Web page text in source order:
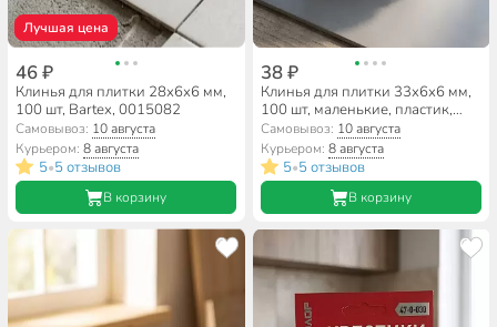
Лучшая цена
46 ₽
Клинья для плитки 28х6х6 мм,
100 шт, Bartex, 0015082
Самовывоз: 10 августа
Курьером:8 августа
5•5 отзывов
В корзину
38 ₽
Клинья для плитки 33х6х6 мм,
100 шт, маленькие, пластик,
3026001
Самовывоз: 10 августа
Курьером: 8 августа
5•5 отзывов
В корзину